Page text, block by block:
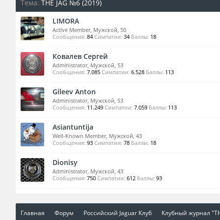
Тема: THE JAG №6 (2019)
LIMORA
Active Member, Мужской, 50
Сообщения: 84 Симпатии: 34 Баллы: 18
Ковалев Сергей
Administrator, Мужской, 53
Сообщения: 7.085 Симпатии: 6.528 Баллы: 113
Gileev Anton
Administrator, Мужской, 53
Сообщения: 11.249 Симпатии: 7.059 Баллы: 113
Asiantuntija
Well-Known Member, Мужской, 43
Сообщения: 93 Симпатии: 78 Баллы: 18
Dionisy
Administrator, Мужской, 43
Сообщения: 750 Симпатии: 612 Баллы: 93
Главная Форум Российский Jaguar Клуб Клубный журнал